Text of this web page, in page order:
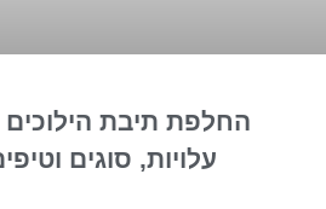
עלויות, סוגים